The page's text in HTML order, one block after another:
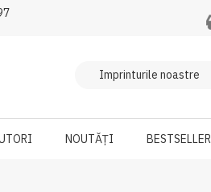
NOUTĂȚI BESTSELLER